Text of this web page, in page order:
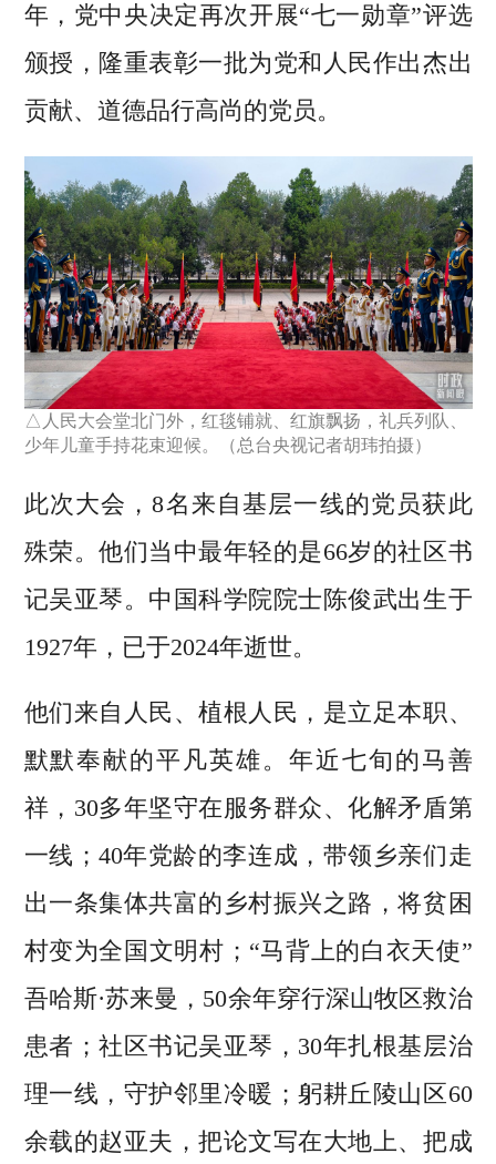
年，党中央决定再次开展“七一勋章”评选
颁授，隆重表彰一批为党和人民作出杰出
贡献、道德品行高尚的党员。
△人民大会堂北门外，红毯铺就、红旗飘扬，礼兵列队、
少年儿童手持花束迎候。（总台央视记者胡玮拍摄）
此次大会，8名来自基层一线的党员获此
殊荣。他们当中最年轻的是66岁的社区书
记吴亚琴。中国科学院院士陈俊武出生于
1927年，已于2024年逝世。
他们来自人民、植根人民，是立足本职、
默默奉献的平凡英雄。年近七旬的马善
祥，30多年坚守在服务群众、化解矛盾第
一线；40年党龄的李连成，带领乡亲们走
出一条集体共富的乡村振兴之路，将贫困
村变为全国文明村；“马背上的白衣天使”
吾哈斯·苏来曼，50余年穿行深山牧区救治
患者；社区书记吴亚琴，30年扎根基层治
理一线，守护邻里冷暖；躬耕丘陵山区60
余载的赵亚夫，把论文写在大地上、把成